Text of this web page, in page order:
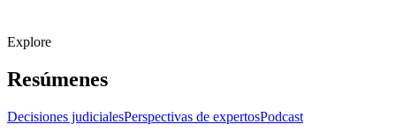
Explore
Resúmenes
Decisiones judicialesPerspectivas de expertosPodcast